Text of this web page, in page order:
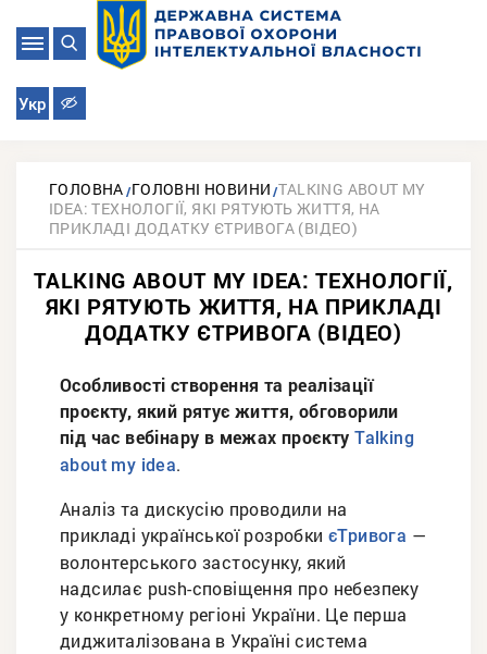
Укр
ГОЛОВНА ГОЛОВНІ НОВИНИ TALKING ABOUT MY
IDEA: ТЕХНОЛОГІЇ, ЯКІ РЯТУЮТЬ ЖИТТЯ, НА
ПРИКЛАДІ ДОДАТКУ ЄТРИВОГА (ВІДЕО)
TALKING ABOUT MY IDEA: ТЕХНОЛОГІЇ,
ЯКІ РЯТУЮТЬ ЖИТТЯ, НА ПРИКЛАДІ
ДОДАТКУ ЄТРИВОГА (ВІДЕО)
Особливості створення та реалізації
проєкту, який рятує життя, обговорили
під час вебінару в межах проєкту Talking
about my idea.
Аналіз та дискусію проводили на
прикладі української розробки єТривога —
волонтерського застосунку, який
надсилає push-сповіщення про небезпеку
у конкретному регіоні України. Це перша
диджиталізована в Україні система